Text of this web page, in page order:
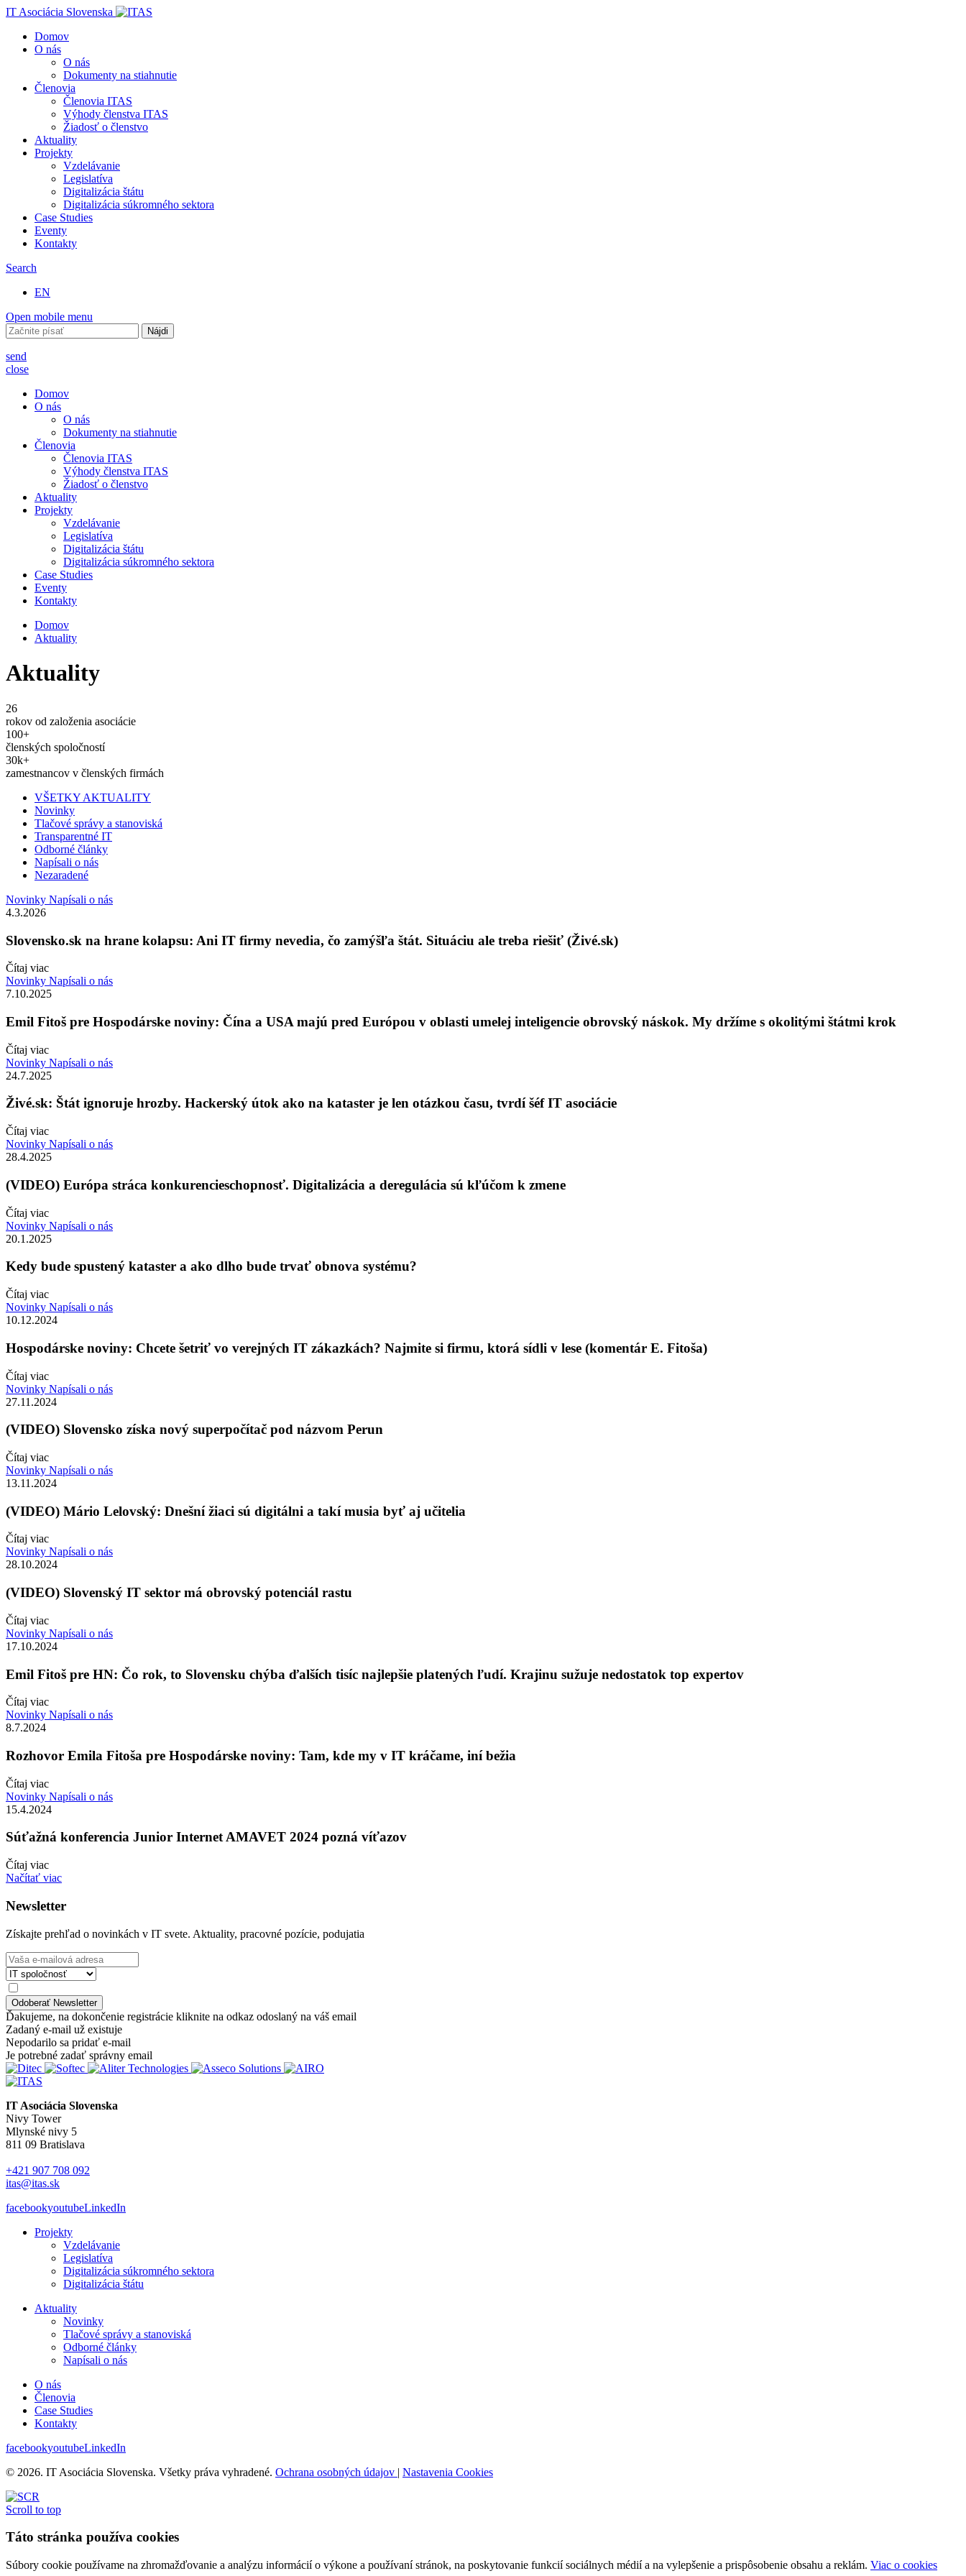
IT Asociácia Slovenska
Domov
O nás
O nás
Dokumenty na stiahnutie
Členovia
Členovia ITAS
Výhody členstva ITAS
Žiadosť o členstvo
Aktuality
Projekty
Vzdelávanie
Legislatíva
Digitalizácia štátu
Digitalizácia súkromného sektora
Case Studies
Eventy
Kontakty
Search
EN
Open mobile menu
Hľadať:
send
close
Domov
O nás
O nás
Dokumenty na stiahnutie
Členovia
Členovia ITAS
Výhody členstva ITAS
Žiadosť o členstvo
Aktuality
Projekty
Vzdelávanie
Legislatíva
Digitalizácia štátu
Digitalizácia súkromného sektora
Case Studies
Eventy
Kontakty
Domov
Aktuality
Aktuality
26
rokov od založenia asociácie
100+
členských spoločností
30k+
zamestnancov v členských firmách
VŠETKY AKTUALITY
Novinky
Tlačové správy a stanoviská
Transparentné IT
Odborné články
Napísali o nás
Nezaradené
Novinky Napísali o nás
4.3.2026
Slovensko.sk na hrane kolapsu: Ani IT firmy nevedia, čo zamýšľa štát. Situáciu ale treba riešiť (Živé.sk)
Čítaj viac
Novinky Napísali o nás
7.10.2025
Emil Fitoš pre Hospodárske noviny: Čína a USA majú pred Európou v oblasti umelej inteligencie obrovský náskok. My držíme s okolitými štátmi krok
Čítaj viac
Novinky Napísali o nás
24.7.2025
Živé.sk: Štát ignoruje hrozby. Hackerský útok ako na kataster je len otázkou času, tvrdí šéf IT asociácie
Čítaj viac
Novinky Napísali o nás
28.4.2025
(VIDEO) Európa stráca konkurencieschopnosť. Digitalizácia a deregulácia sú kľúčom k zmene
Čítaj viac
Novinky Napísali o nás
20.1.2025
Kedy bude spustený kataster a ako dlho bude trvať obnova systému?
Čítaj viac
Novinky Napísali o nás
10.12.2024
Hospodárske noviny: Chcete šetriť vo verejných IT zákazkách? Najmite si firmu, ktorá sídli v lese (komentár E. Fitoša)
Čítaj viac
Novinky Napísali o nás
27.11.2024
(VIDEO) Slovensko získa nový superpočítač pod názvom Perun
Čítaj viac
Novinky Napísali o nás
13.11.2024
(VIDEO) Mário Lelovský: Dnešní žiaci sú digitálni a takí musia byť aj učitelia
Čítaj viac
Novinky Napísali o nás
28.10.2024
(VIDEO) Slovenský IT sektor má obrovský potenciál rastu
Čítaj viac
Novinky Napísali o nás
17.10.2024
Emil Fitoš pre HN: Čo rok, to Slovensku chýba ďalších tisíc najlepšie platených ľudí. Krajinu sužuje nedostatok top expertov
Čítaj viac
Novinky Napísali o nás
8.7.2024
Rozhovor Emila Fitoša pre Hospodárske noviny: Tam, kde my v IT kráčame, iní bežia
Čítaj viac
Novinky Napísali o nás
15.4.2024
Súťažná konferencia Junior Internet AMAVET 2024 pozná víťazov
Čítaj viac
Načítať viac
Newsletter
Získajte prehľad o novinkách v IT svete. Aktuality, pracovné pozície, podujatia
Ďakujeme, na dokončenie registrácie kliknite na odkaz odoslaný na váš email
Zadaný e-mail už existuje
Nepodarilo sa pridať e-mail
Je potrebné zadať správny email
IT Asociácia Slovenska
Nivy Tower
Mlynské nivy 5
811 09 Bratislava
+421 907 708 092
itas@itas.sk
facebookyoutubeLinkedIn
Projekty
Vzdelávanie
Legislatíva
Digitalizácia súkromného sektora
Digitalizácia štátu
Aktuality
Novinky
Tlačové správy a stanoviská
Odborné články
Napísali o nás
O nás
Členovia
Case Studies
Kontakty
facebookyoutubeLinkedIn
© 2026. IT Asociácia Slovenska. Všetky práva vyhradené. Ochrana osobných údajov | Nastavenia Cookies
Scroll to top
Táto stránka používa cookies
Súbory cookie používame na zhromažďovanie a analýzu informácií o výkone a používaní stránok, na poskytovanie funkcií sociálnych médií a na vylepšenie a prispôsobenie obsahu a reklám. Viac o cookies